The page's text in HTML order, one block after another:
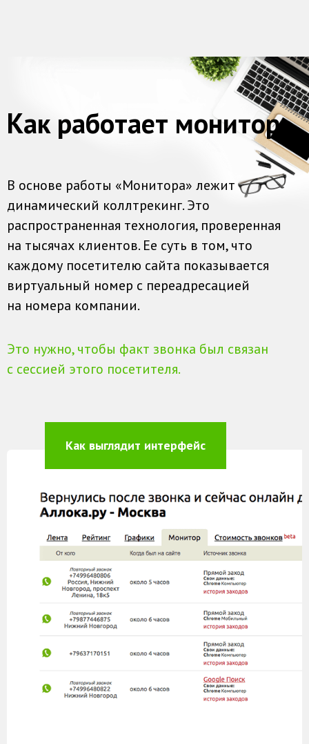
Как работает монитор:
В основе работы «Монитора» лежит
динамический коллтрекинг. Это
распространенная технология, проверенная
на тысячах клиентов. Ее суть в том, что
каждому посетителю сайта показывается
виртуальный номер с переадресацией
на номера компании.
Это нужно, чтобы факт звонка был связан
с сессией этого посетителя.
Как выглядит интерфейс